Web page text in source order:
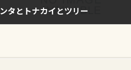
タとトナカイとツリー